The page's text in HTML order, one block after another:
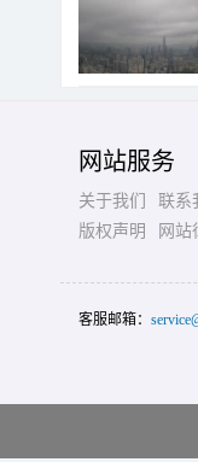
网站服务
关于我们 联系
版权声明
网站
客服邮箱：